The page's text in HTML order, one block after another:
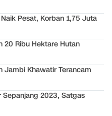
Pesat, Korban 1,75 Juta
20 Ribu Hektare Hutan
Jambi Khawatir Terancam
2023, Satgas